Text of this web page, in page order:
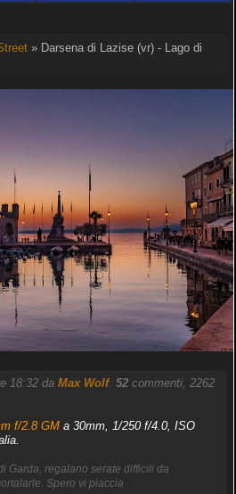
» Darsena di Lazise (vr) - Lago di
18:32 da Max Wolf. 52commenti, 2262
f/2.8 GMa 30mm, 1/250 f/4.0, ISO
Garda, regalano serate difficili da
Spero vi piaccia